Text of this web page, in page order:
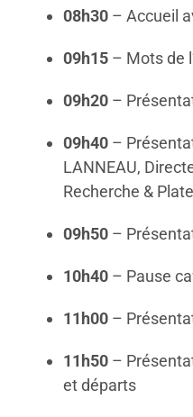
08h30 – Accueil
09h15 – Mots de
09h20 –
09h40 –
LANNEAU,
Recherche &
09h50 –
10h40 – Pause
11h00 –
11h50 –
et départs